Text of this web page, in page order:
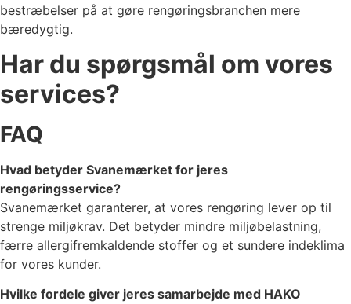
bestræbelser på at gøre rengøringsbranchen mere
bæredygtig.
Har du spørgsmål om vores
services?
FAQ
Hvad betyder Svanemærket for jeres
rengøringsservice?
Svanemærket garanterer, at vores rengøring lever op til
strenge miljøkrav. Det betyder mindre miljøbelastning,
færre allergifremkaldende stoffer og et sundere indeklima
for vores kunder.
Hvilke fordele giver jeres samarbejde med HAKO